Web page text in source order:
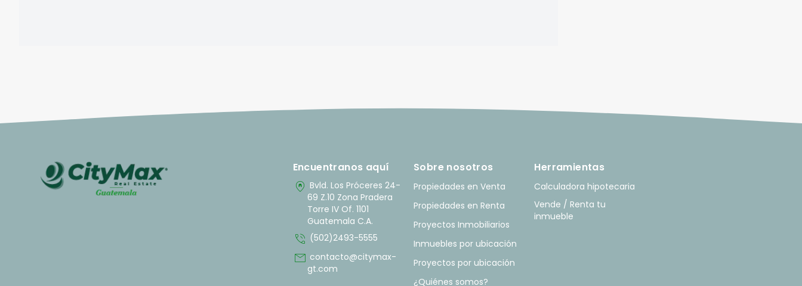
Encuentranos aquí
home_pin Bvld. Los Próceres 24-
69 Z.10 Zona Pradera
Torre IV Of. 1101
Guatemala C.A.
phone_in_talk (502)2493-5555
mail contacto@citymax-
gt.com
Sobre nosotros
Propiedades en Venta
Propiedades en Renta
Proyectos Inmobiliarios
Inmuebles por ubicación
Proyectos por ubicación
¿Quiénes somos?
Herramientas
Calculadora hipotecaria
Vende / Renta tu
inmueble